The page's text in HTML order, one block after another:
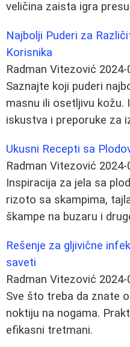
veličina zaista igra
Najbolji Puderi za
Korisnika
Radman Vitezović
Saznajte koji puderi
masnu ili osetljivu
iskustva i preporuke za
Ukusni Recepti sa
Radman Vitezović 2024-
Inspiracija za jela sa
rizoto sa skampima,
škampe na buzaru i
Rešenje za gljivične
saveti
Radman Vitezović
Sve što treba da znate
noktiju na nogama.
efikasni tretmani.